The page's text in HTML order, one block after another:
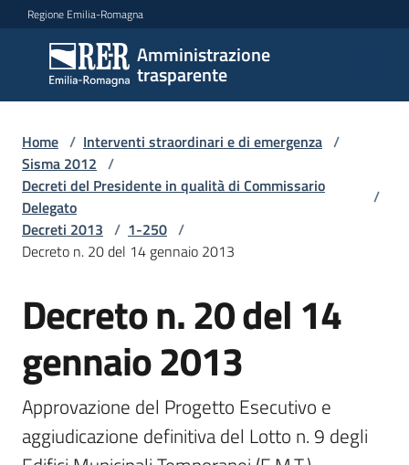
Vai al contenuto
Vai alla navigazione
Vai al footer
Regione Emilia-Romagna
Amministrazione
trasparente
Amministrazione
trasparente
Sottosezioni
Accesso
Home / Interventi straordinari e di emergenza /
Sisma 2012 /
Decreti del Presidente in qualità di Commissario
Delegato
/
Decreti 2013 / 1-250 /
Decreto n. 20 del 14 gennaio 2013
Decreto n. 20 del 14
gennaio 2013
Approvazione del Progetto Esecutivo e
aggiudicazione definitiva del Lotto n. 9 degli